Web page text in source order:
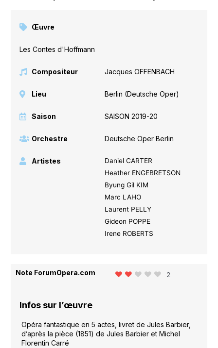
Œuvre
Les Contes d'Hoffmann
Compositeur Jacques OFFENBACH
Lieu Berlin (Deutsche Oper)
Saison SAISON 2019-20
Orchestre Deutsche Oper Berlin
Artistes
Daniel CARTER
Heather ENGEBRETSON
Byung Gil KIM
Marc LAHO
Laurent PELLY
Gideon POPPE
Irene ROBERTS
Note ForumOpera.com 2
Infos sur l’œuvre
Opéra fantastique en 5 actes, livret de Jules Barbier,
d’après la pièce (1851) de Jules Barbier et Michel
Florentin Carré